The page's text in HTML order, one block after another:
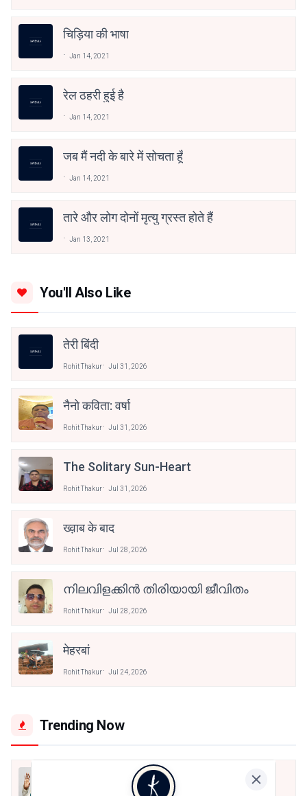
चिड़िया की भाषा
Jan 14, 2021
रेल ठहरी हुई है
Jan 14, 2021
जब मैं नदी के बारे में सोचता हूँ
Jan 14, 2021
तारे और लोग दोनों मृत्यु ग्रस्त होते हैं
Jan 13, 2021
You'll Also Like
तेरी बिंदी
Rohit Thakur Jul 31, 2026
नैनो कविता: वर्षा
Rohit Thakur Jul 31, 2026
The Solitary Sun-Heart
Rohit Thakur Jul 31, 2026
ख्व़ाब के बाद
Rohit Thakur Jul 28, 2026
നിലവിളക്കിൻ തിരിയായി ജീവിതം
Rohit Thakur Jul 28, 2026
मेहरबां
Rohit Thakur Jul 24, 2026
Trending Now
मैं शून्य पे सवार हूँ